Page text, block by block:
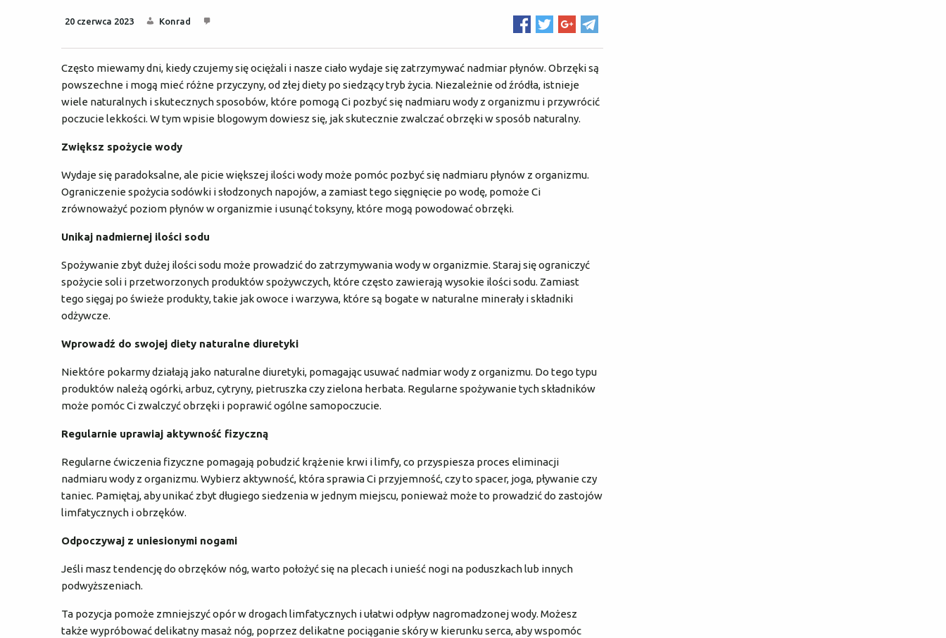
20 czerwca 2023 Konrad
Często miewamy dni, kiedy czujemy się ociężali i nasze ciało wydaje się zatrzymywać nadmiar płynów. Obrzęki są
powszechne i mogą mieć różne przyczyny, od złej diety po siedzący tryb życia. Niezależnie od źródła, istnieje
wiele naturalnych i skutecznych sposobów, które pomogą Ci pozbyć się nadmiaru wody z organizmu i przywrócić
poczucie lekkości. W tym wpisie blogowym dowiesz się, jak skutecznie zwalczać obrzęki w sposób naturalny.
Zwiększ spożycie wody
Wydaje się paradoksalne, ale picie większej ilości wody może pomóc pozbyć się nadmiaru płynów z organizmu.
Ograniczenie spożycia sodówki i słodzonych napojów, a zamiast tego sięgnięcie po wodę, pomoże Ci
zrównoważyć poziom płynów w organizmie i usunąć toksyny, które mogą powodować obrzęki.
Unikaj nadmiernej ilości sodu
Spożywanie zbyt dużej ilości sodu może prowadzić do zatrzymywania wody w organizmie. Staraj się ograniczyć
spożycie soli i przetworzonych produktów spożywczych, które często zawierają wysokie ilości sodu. Zamiast
tego sięgaj po świeże produkty, takie jak owoce i warzywa, które są bogate w naturalne minerały i składniki
odżywcze.
Wprowadź do swojej diety naturalne diuretyki
Niektóre pokarmy działają jako naturalne diuretyki, pomagając usuwać nadmiar wody z organizmu. Do tego typu
produktów należą ogórki, arbuz, cytryny, pietruszka czy zielona herbata. Regularne spożywanie tych składników
może pomóc Ci zwalczyć obrzęki i poprawić ogólne samopoczucie.
Regularnie uprawiaj aktywność fizyczną
Regularne ćwiczenia fizyczne pomagają pobudzić krążenie krwi i limfy, co przyspiesza proces eliminacji
nadmiaru wody z organizmu. Wybierz aktywność, która sprawia Ci przyjemność, czy to spacer, joga, pływanie czy
taniec. Pamiętaj, aby unikać zbyt długiego siedzenia w jednym miejscu, ponieważ może to prowadzić do zastojów
limfatycznych i obrzęków.
Odpoczywaj z uniesionymi nogami
Jeśli masz tendencję do obrzęków nóg, warto położyć się na plecach i unieść nogi na poduszkach lub innych
podwyższeniach.
Ta pozycja pomoże zmniejszyć opór w drogach limfatycznych i ułatwi odpływ nagromadzonej wody. Możesz
także wypróbować delikatny masaż nóg, poprzez delikatne pociąganie skóry w kierunku serca, aby wspomóc